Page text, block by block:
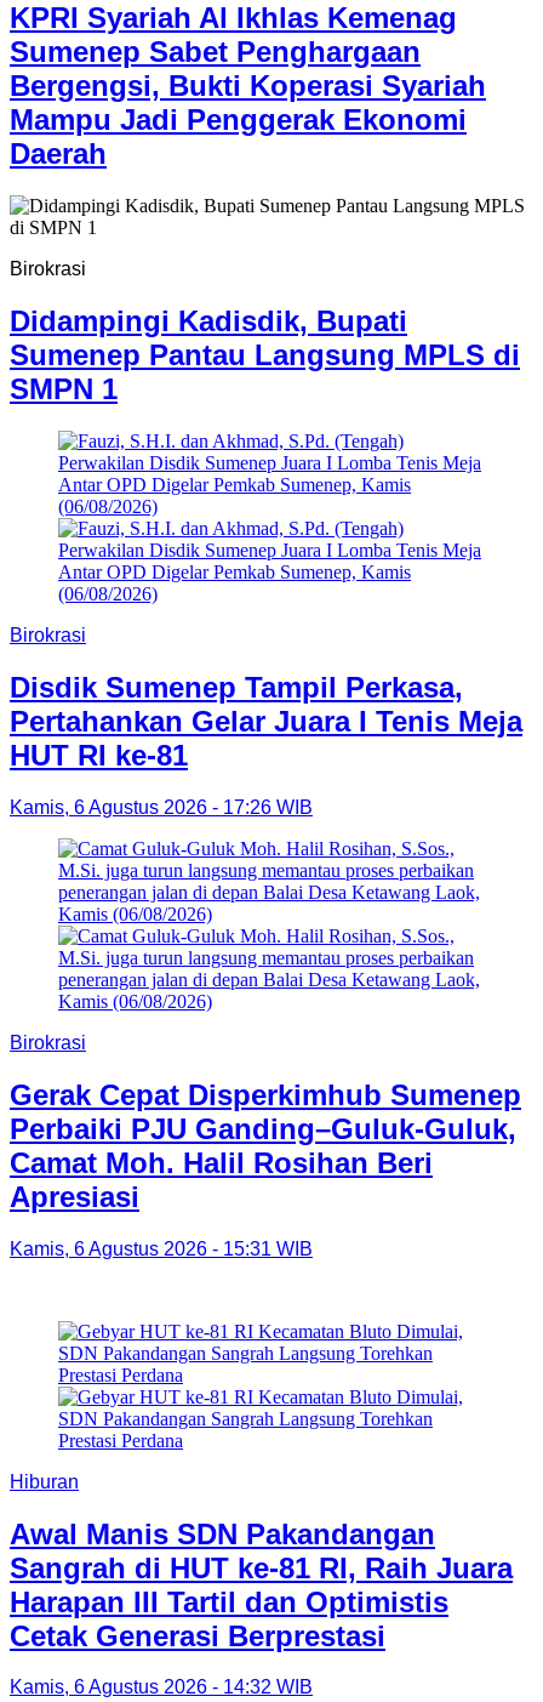
KPRI Syariah Al Ikhlas Kemenag
Sumenep Sabet Penghargaan
Bergengsi, Bukti Koperasi Syariah
Mampu Jadi Penggerak Ekonomi
Daerah
Birokrasi
Didampingi Kadisdik, Bupati
Sumenep Pantau Langsung MPLS di
SMPN 1
Birokrasi
Disdik Sumenep Tampil Perkasa,
Pertahankan Gelar Juara I Tenis Meja
HUT RI ke-81
Kamis, 6 Agustus 2026 - 17:26 WIB
Birokrasi
Gerak Cepat Disperkimhub Sumenep
Perbaiki PJU Ganding–Guluk-Guluk,
Camat Moh. Halil Rosihan Beri
Apresiasi
Kamis, 6 Agustus 2026 - 15:31 WIB
Hiburan
Awal Manis SDN Pakandangan
Sangrah di HUT ke-81 RI, Raih Juara
Harapan III Tartil dan Optimistis
Cetak Generasi Berprestasi
Kamis, 6 Agustus 2026 - 14:32 WIB